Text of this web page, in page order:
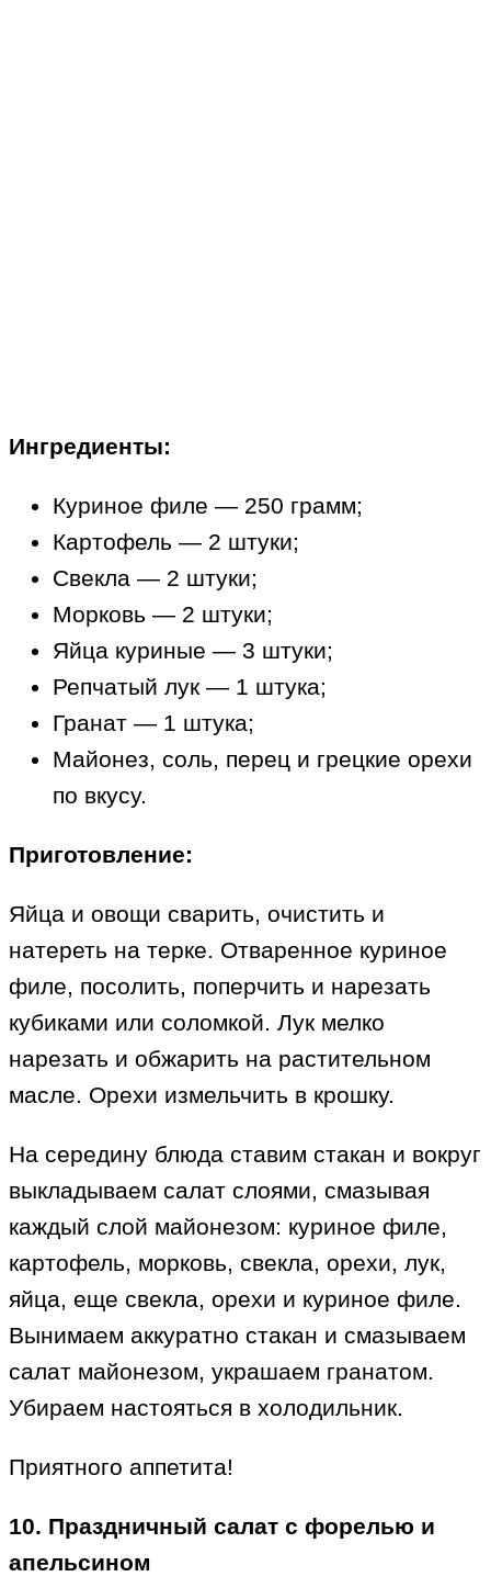
Ингредиенты:
Куриное филе — 250 грамм;
Картофель — 2 штуки;
Свекла — 2 штуки;
Морковь — 2 штуки;
Яйца куриные — 3 штуки;
Репчатый лук — 1 штука;
Гранат — 1 штука;
Майонез, соль, перец и грецкие орехи
по вкусу.
Приготовление:
Яйца и овощи сварить, очистить и
натереть на терке. Отваренное куриное
филе, посолить, поперчить и нарезать
кубиками или соломкой. Лук мелко
нарезать и обжарить на растительном
масле. Орехи измельчить в крошку.
На середину блюда ставим стакан и вокруг
выкладываем салат слоями, смазывая
каждый слой майонезом: куриное филе,
картофель, морковь, свекла, орехи, лук,
яйца, еще свекла, орехи и куриное филе.
Вынимаем аккуратно стакан и смазываем
салат майонезом, украшаем гранатом.
Убираем настояться в холодильник.
Приятного аппетита!
10. Праздничный салат с форелью и
апельсином